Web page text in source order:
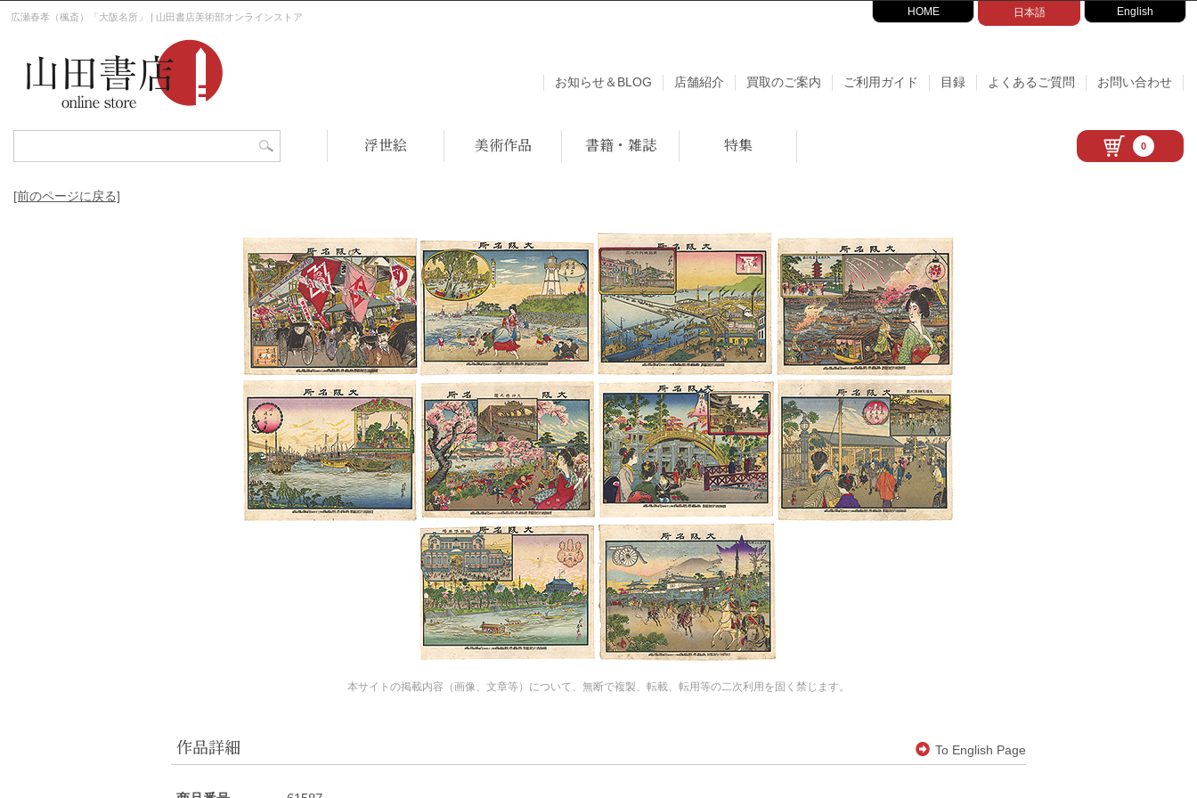
広瀬春孝（楓斎）「大阪名所」 | 山田書店美術部オンラインストア HOME 日本語 English
お知らせ＆BLOG 店舗紹介 買取のご案内 ご利用ガイド 目録 よくあるご質問 お問い合わせ
浮世絵 美術作品 書籍・雑誌 特集 0
[前のページに戻る]
本サイトの掲載内容（画像、文章等）について、無断で複製、転載、転用等の二次利用を固く禁じます。
作品詳細 To English Page